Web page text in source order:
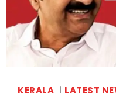
KERALA LATEST